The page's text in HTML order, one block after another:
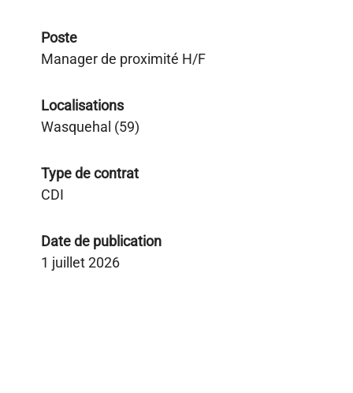
Poste
Manager de proximité H/F
Localisations
Wasquehal (59)
Type de contrat
CDI
Date de publication
1 juillet 2026